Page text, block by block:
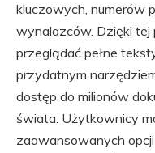
kluczowych, numerów
wynalazców. Dzięki tej
przeglądać pełne
przydatnym
dostęp do milionów
świata. Użytkownicy
zaawansowanych